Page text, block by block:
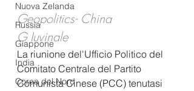
Nuova Zelanda
Russia
Giappone
India
Corea del Nord
Geopolitics- China
G Iuvinale
La riunione del'Ufficio Politico del
Comitato Centrale del Partito
Comunista Cinese (PCC) tenutasi